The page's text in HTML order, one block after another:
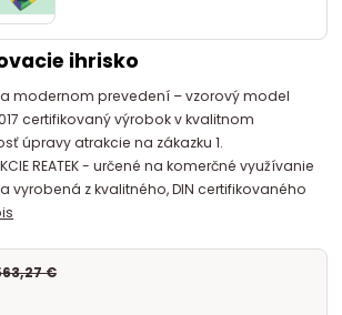
ihrisko
modernom prevedení – vzorový model
certifikovaný výrobok v kvalitnom
úpravy atrakcie na zákazku 1.
REATEK - určené na komerčné využívanie
vyrobená z kvalitného, DIN certifikovaného
€